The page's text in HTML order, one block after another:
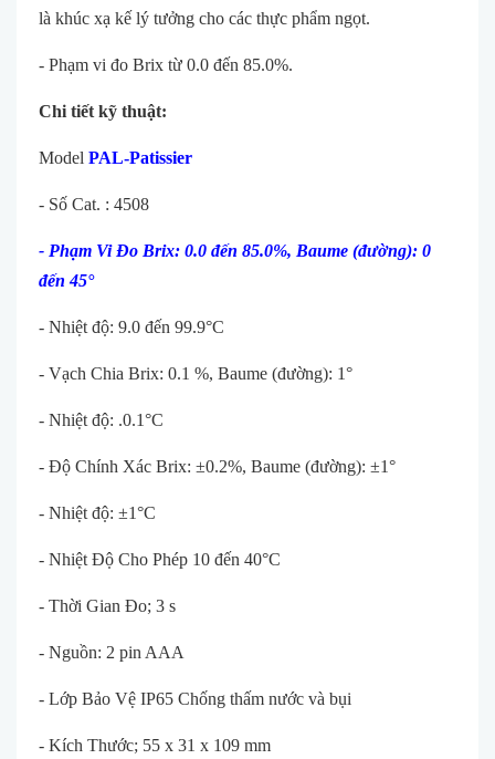
là khúc xạ kế lý tưởng cho các thực phẩm ngọt.
- Phạm vi đo Brix từ 0.0 đến 85.0%.
Chi tiết kỹ thuật:
Model PAL-Patissier
- Số Cat. : 4508
- Phạm Vi Đo Brix: 0.0 đến 85.0%, Baume (đường): 0
đến 45°
- Nhiệt độ: 9.0 đến 99.9°C
- Vạch Chia Brix: 0.1 %, Baume (đường): 1°
- Nhiệt độ: .0.1°C
- Độ Chính Xác Brix: ±0.2%, Baume (đường): ±1°
- Nhiệt độ: ±1°C
- Nhiệt Độ Cho Phép 10 đến 40°C
- Thời Gian Đo; 3 s
- Nguồn: 2 pin AAA
- Lớp Bảo Vệ IP65 Chống thấm nước và bụi
- Kích Thước; 55 x 31 x 109 mm